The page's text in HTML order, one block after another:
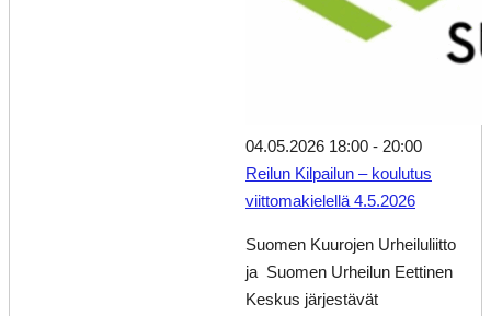
04.05.2026 18:00 - 20:00
Reilun Kilpailun – koulutus
viittomakielellä 4.5.2026
Suomen Kuurojen Urheiluliitto
ja Suomen Urheilun Eettinen
Keskus järjestävät